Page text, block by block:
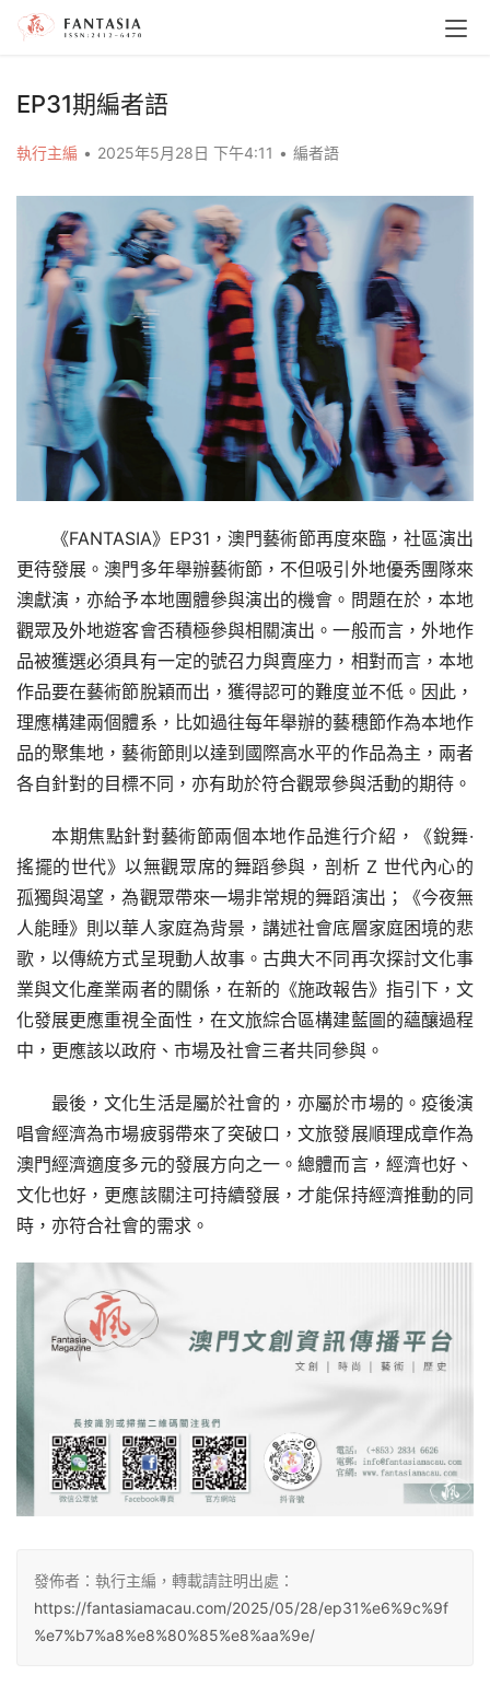
EP31期編者語
執行主編 • 2025年5月28日 下午4:11 • 編者語
《FANTASIA》EP31，澳門藝術節再度來臨，社區演出
更待發展。澳門多年舉辦藝術節，不但吸引外地優秀團隊來
澳獻演，亦給予本地團體參與演出的機會。問題在於，本地
觀眾及外地遊客會否積極參與相關演出。一般而言，外地作
品被獲選必須具有一定的號召力與賣座力，相對而言，本地
作品要在藝術節脫穎而出，獲得認可的難度並不低。因此，
理應構建兩個體系，比如過往每年舉辦的藝穗節作為本地作
品的聚集地，藝術節則以達到國際高水平的作品為主，兩者
各自針對的目標不同，亦有助於符合觀眾參與活動的期待。
本期焦點針對藝術節兩個本地作品進行介紹，《銳舞·
搖擺的世代》以無觀眾席的舞蹈參與，剖析 Z 世代內心的
孤獨與渴望，為觀眾帶來一場非常規的舞蹈演出；《今夜無
人能睡》則以華人家庭為背景，講述社會底層家庭困境的悲
歌，以傳統方式呈現動人故事。古典大不同再次探討文化事
業與文化產業兩者的關係，在新的《施政報告》指引下，文
化發展更應重視全面性，在文旅綜合區構建藍圖的蘊釀過程
中，更應該以政府、市場及社會三者共同參與。
最後，文化生活是屬於社會的，亦屬於市場的。疫後演
唱會經濟為市場疲弱帶來了突破口，文旅發展順理成章作為
澳門經濟適度多元的發展方向之一。總體而言，經濟也好、
文化也好，更應該關注可持續發展，才能保持經濟推動的同
時，亦符合社會的需求。
發佈者：執行主編，轉載請註明出處：
https://fantasiamacau.com/2025/05/28/ep31%e6%9c%9f
%e7%b7%a8%e8%80%85%e8%aa%9e/